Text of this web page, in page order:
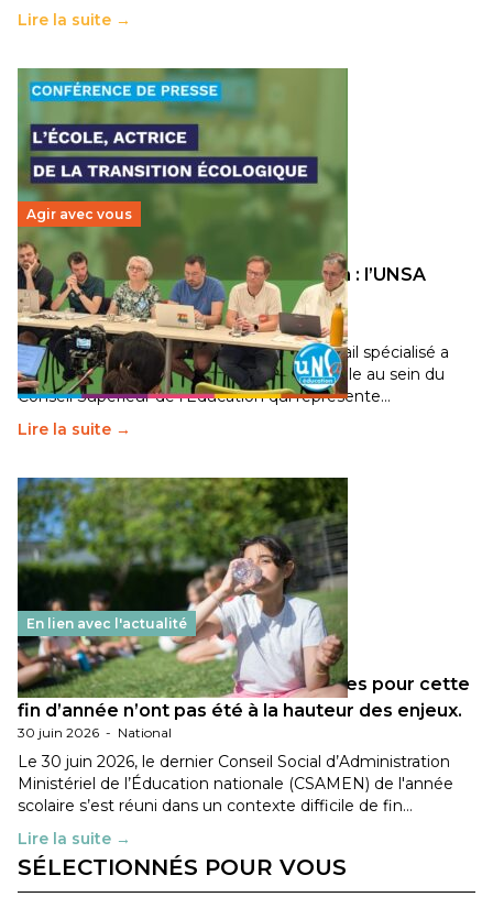
Lire la suite →
Agir avec vous
Transition écologique de l’éducation : l’UNSA
Éducation fait bouger les lignes
30 juin 2026-National
Pendant plusieurs mois, un groupe de travail spécialisé a
travaillé sur la transition écologique de l’Ecole au sein du
Conseil Supérieur de l’Éducation qui représente…
Lire la suite →
En lien avec l'actualité
Les décisions ministérielles attendues pour cette
fin d’année n’ont pas été à la hauteur des enjeux.
30 juin 2026 - National
Le 30 juin 2026, le dernier Conseil Social d’Administration
Ministériel de l’Éducation nationale (CSAMEN) de l'année
scolaire s’est réuni dans un contexte difficile de fin…
Lire la suite →
SÉLECTIONNÉS POUR VOUS